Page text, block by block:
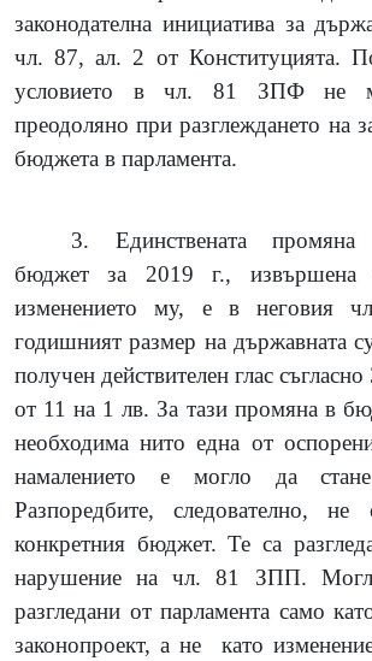
законодателна инициатива за
чл. 87, ал. 2 от Конституцията.
условието в чл. 81 ЗПФ не
преодоляно при разглеждането на
бюджета в парламента.
3. Единствената
бюджет за 2019 г., извършена
изменението му, е в неговия
годишният размер на държавната
получен действителен глас
от 11 на 1 лв. За тази промяна в
необходима нито една от
намалението е могло да
Разпоредбите, следователно,
конкретния бюджет. Те са
нарушение на чл. 81 ЗПП.
разгледани от парламента само
законопроект, а не
като